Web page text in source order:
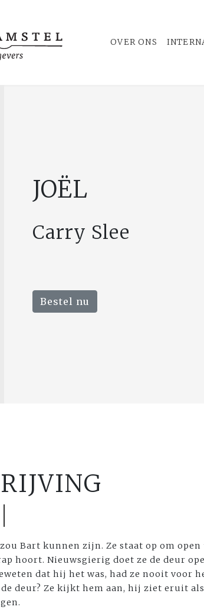
OVER ONS
JOËL
Carry Slee
Bestel nu
Bart kunnen zijn. Ze staat op om open
hoort. Nieuwsgierig doet ze de deur
dat hij het was, had ze nooit voor
de deur? Ze kijkt hem aan, hij ziet eruit